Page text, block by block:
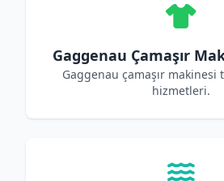
Gaggenau Çamaşır
Gaggenau çamaşır makinesi
hizmetleri.